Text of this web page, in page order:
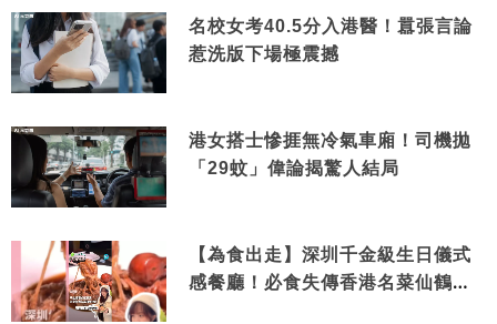
名校女考40.5分入港醫！囂張言論
惹洗版下場極震撼
港女搭士慘捱無冷氣車廂！司機拋
「29蚊」偉論揭驚人結局
【為食出走】深圳千金級生日儀式
感餐廳！必食失傳香港名菜仙鶴神